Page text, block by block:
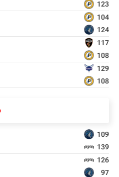
123
104
124
117
108
129
108
109
139
126
97